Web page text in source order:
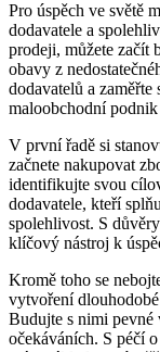
Pro úspěch ve světě
dodavatele a
prodeji, můžete začít
obavy z
dodavatelů a
maloobchodní
V první řadě si
začnete nakupovat
identifikujte svou
dodavatele, kteří
spolehlivost. S
klíčový nástroj k
Kromě toho se
vytvoření
Budujte s nimi pevné
očekáváních. S péčí